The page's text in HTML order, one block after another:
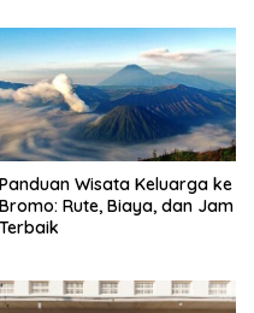
Panduan Wisata Keluarga ke
Bromo: Rute, Biaya, dan Jam
Terbaik